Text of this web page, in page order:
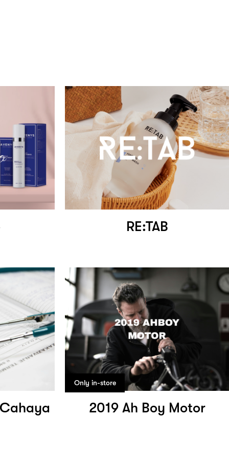
RE:TAB
Only in-store
2019 Ah Boy Motor